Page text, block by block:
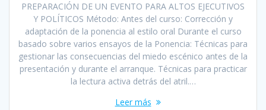
PREPARACIÓN DE UN EVENTO PARA ALTOS EJECUTIVOS
Y POLÍTICOS Método: Antes del curso: Corrección y
adaptación de la ponencia al estilo oral Durante el curso
basado sobre varios ensayos de la Ponencia: Técnicas para
gestionar las consecuencias del miedo escénico antes de la
presentación y durante el arranque. Técnicas para practicar
la lectura activa detrás del atril.…
Leer más